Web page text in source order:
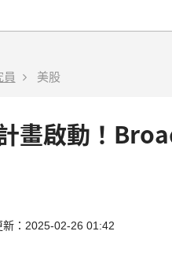
員 美股
畫啟動！
新：2025-02-26 01:42